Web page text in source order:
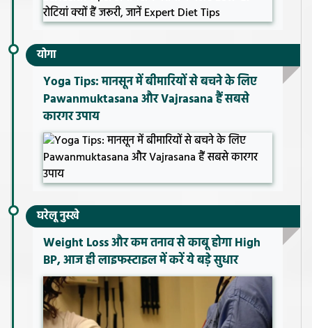
योगा
Yoga Tips: मानसून में बीमारियों से बचने के लिए
Pawanmuktasana और Vajrasana हैं सबसे
कारगर उपाय
घरेलू नुस्खे
Weight Loss और कम तनाव से काबू होगा High
BP, आज ही लाइफस्टाइल में करें ये बड़े सुधार